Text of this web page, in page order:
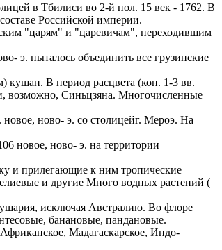
в Тбилиси во 2-й пол. 15 век - 1762. В
Российской империи.
"царям" и "царевичам", переходившим
э. пыталось объединить все грузинские
В период расцвета (кон. 1-3 вв.
возможно, Синьцзяна. Многочисленные
ново- э. со столицейг. Мероэ. На
новое, ново- э. на территории
к ним тропические
и другие Много водных растений (
исключая Австралию. Во флоре
банановые, пандановые.
Мадагаскарское, Индо-